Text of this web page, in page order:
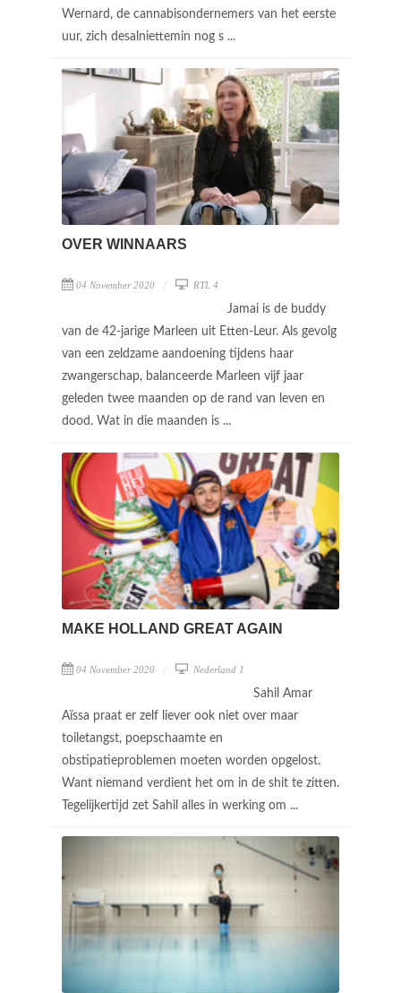
Wernard, de cannabisondernemers van het eerste
uur, zich desalniettemin nog s ...
OVER WINNAARS
04 November 2020 RTL 4
Jamai is de buddy
van de 42-jarige Marleen uit Etten-Leur. Als gevolg
van een zeldzame aandoening tijdens haar
zwangerschap, balanceerde Marleen vijf jaar
geleden twee maanden op de rand van leven en
dood. Wat in die maanden is ...
MAKE HOLLAND GREAT AGAIN
04 November 2020 Nederland 1
Sahil Amar
Aïssa praat er zelf liever ook niet over maar
toiletangst, poepschaamte en
obstipatieproblemen moeten worden opgelost.
Want niemand verdient het om in de shit te zitten.
Tegelijkertijd zet Sahil alles in werking om ...